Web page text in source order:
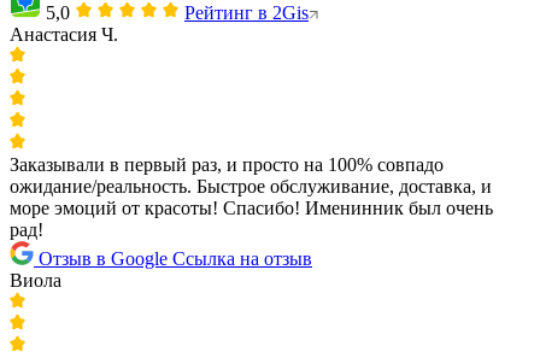
5,0
Рейтинг в 2Gis
Анастасия Ч.
Заказывали в первый раз, и просто на 100% совпадо
ожидание/реальность. Быстрое обслуживание, доставка, и
море эмоций от красоты! Спасибо! Именинник был очень
рад!
Отзыв в Google Ссылка на отзыв
Виола